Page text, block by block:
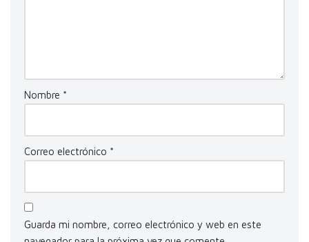
Nombre *
Correo electrónico *
Guarda mi nombre, correo electrónico y web en este